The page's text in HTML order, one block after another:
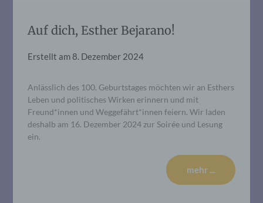
Auf dich, Esther Bejarano!
Erstellt am8. Dezember 2024
Anlässlich des 100. Geburtstages möchten wir an Esthers
Leben und politisches Wirken erinnern und mit
Freund*innen und Weggefährt*innen feiern. Wir laden
deshalb am 16. Dezember 2024 zur Soirée und Lesung
ein.
mehr ...